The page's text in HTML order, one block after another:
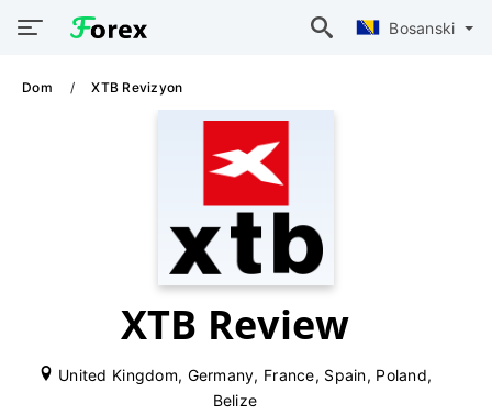
Bosanski
Dom XTB Revizyon
XTB Review
United Kingdom, Germany, France, Spain, Poland,
Belize